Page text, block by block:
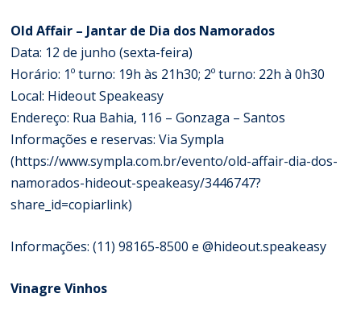
Old Affair – Jantar de Dia dos Namorados
Data: 12 de junho (sexta-feira)
Horário: 1º turno: 19h às 21h30; 2º turno: 22h à 0h30
Local: Hideout Speakeasy
Endereço: Rua Bahia, 116 – Gonzaga – Santos
Informações e reservas: Via Sympla
(https://www.sympla.com.br/evento/old-affair-dia-dos-
namorados-hideout-speakeasy/3446747?
share_id=copiarlink)
Informações: (11) 98165-8500 e @hideout.speakeasy
Vinagre Vinhos